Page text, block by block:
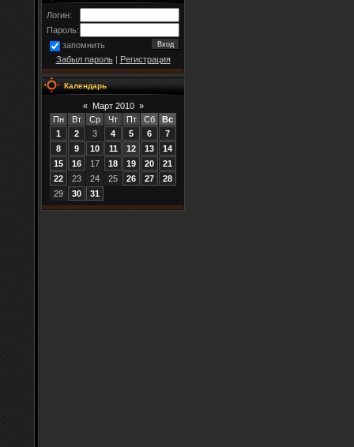
Логин:
Пароль:
запомнить
Забыл пароль| Регистрация
Календарь
« Март 2010 »
Пн
Вт Ср Чт Пт Сб
Вс
1
2 3 4 5 6
7
8
9 10 11 12 13
14
15
16 17 18 19 20
21
22
23 24 25 26 27
28
29
30 31